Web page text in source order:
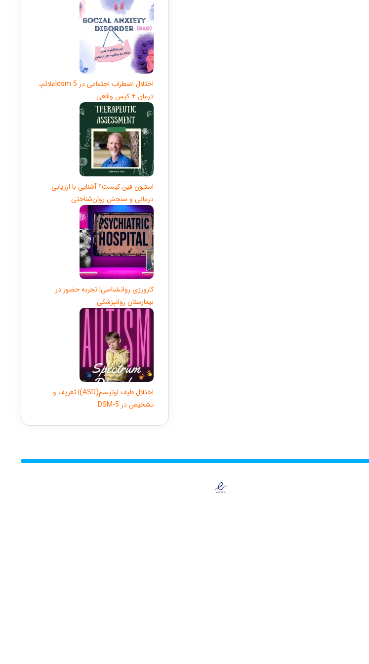
اختلال اضطراب اجتماعی در dsm 5|علائم،
درمان + کیس واقعی
استیون فین کیست؟ آشنایی با ارزیابی
درمانی و سنجش روان‌شناختی
کارورزی روانشناسی| تجربه حضور در
بیمارستان روانپزشکی
اختلال طیف اوتیسم(ASD)| تعریف و
تشخیص در DSM-5